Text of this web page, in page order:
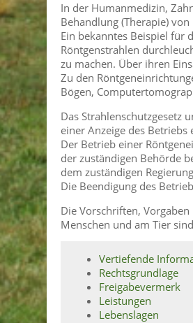
In der Humanmedizin,
Behandlung (Therapie)
Ein bekanntes Beispiel für
Röntgenstrahlen
zu machen. Über ihren
Zu den
Bögen,
Das Strahlenschutzgesetz
einer Anzeige des
Der Betrieb einer
der zuständigen Behörde
dem zuständigen
Die Beendigung des
Die Vorschriften,
Menschen und am Tier
Vertiefende
Rechtsgrundlage
Freigabevermerk
Leistungen
Lebenslagen